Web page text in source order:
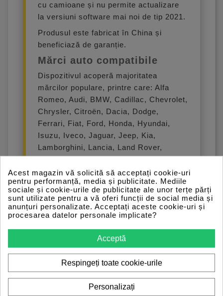
cu camioane și nu permite actualizare
la versiuni software mai noi de tip 2021.
Produsul este fabricat în China și
beneficiază de garanție.
Mărci auto compatibile
Dispozitivul acoperă majoritatea
mărcilor populare, printre care: Alfa
Romeo, Audi, BMW, Cadillac, Chevrolet,
Chrysler, Citroën, Dacia, Dodge,
Ferrari, Fiat, Ford, Honda, Hyundai,
Isuzu, Iveco, Jaguar, Jeep, Kia,
Lamborghini, Lancia, Land Rover,
Lexus, Lotus, Maserati, Mazda,
Mercedes-Benz, Mini, Mitsubishi,
Nissan, Opel, Peugeot, Porsche,
Renault, Saab, Seat, Skoda, Smart,
Subaru, Suzuki, Toyota, Volkswagen,
Volvo și multe altele.
Compatibilitatea exactă poate varia în
funcție de anul fabricației, motorizare,
sistem electronic și versiunea software
utilizată.
Funcții principale
Acest magazin vă solicită să acceptați cookie-uri
pentru performanță, media și publicitate. Mediile
sociale și cookie-urile de publicitate ale unor terțe părți
sunt utilizate pentru a vă oferi funcții de social media și
anunțuri personalizate. Acceptați aceste cookie-uri și
procesarea datelor personale implicate?
Acceptă
Respingeți toate cookie-urile
Personalizați